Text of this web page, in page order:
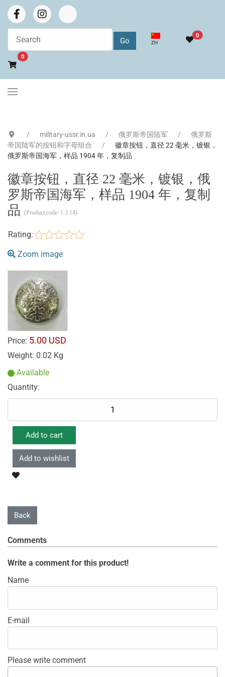
选择你的语音
ZH
0
0Go to cart
military-ussr.in.ua 俄罗斯帝国陆军
俄罗斯
帝国陆军的按钮和字母组合
徽章按钮，直径 22 毫米，镀银，
俄罗斯帝国海军，样品 1904 年，复制品
徽章按钮，直径 22 毫米，镀银，俄
罗斯帝国海军，样品 1904 年，复制
品
(Product code: 1.3.14)
Rating:
Zoom image
Price: 5.00 USD
Weight: 0.02 Kg
Available
Quantity:
Comments
Write a comment for this product!
Name
E-mail
Please write comment